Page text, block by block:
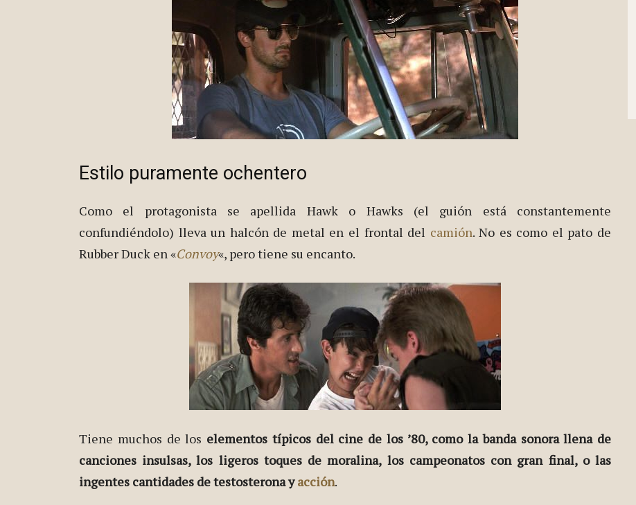
Estilo puramente ochentero
Como el protagonista se apellida Hawk o Hawks (el guión está constantemente
confundiéndolo) lleva un halcón de metal en el frontal del camión. No es como el pato de
Rubber Duck en «Convoy«, pero tiene su encanto.
Tiene muchos de los elementos típicos del cine de los ’80, como la banda sonora llena de
canciones insulsas, los ligeros toques de moralina, los campeonatos con gran final, o las
ingentes cantidades de testosterona yacción.